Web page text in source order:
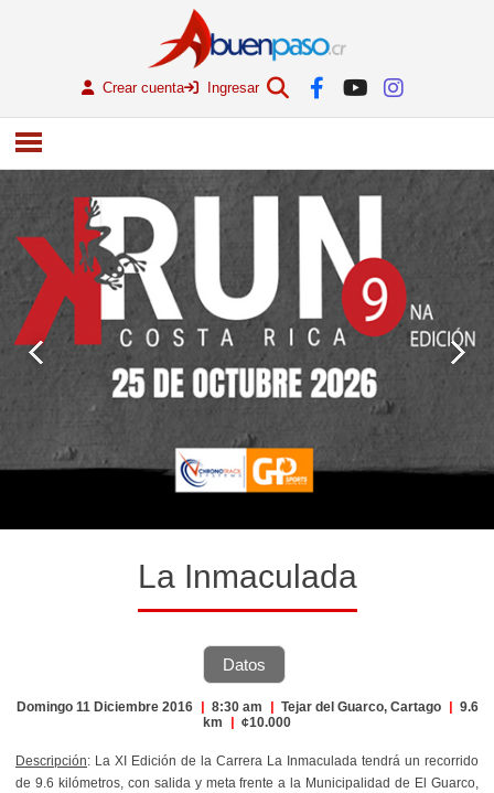
Crear cuenta Ingresar
La Inmaculada
Datos
Domingo 11 Diciembre 2016 | 8:30 am | Tejar del Guarco, Cartago | 9.6
km
| ¢10.000
Descripción: La XI Edición de la Carrera La Inmaculada tendrá un recorrido
de 9.6 kilómetros, con salida y meta frente a la Municipalidad de El Guarco,